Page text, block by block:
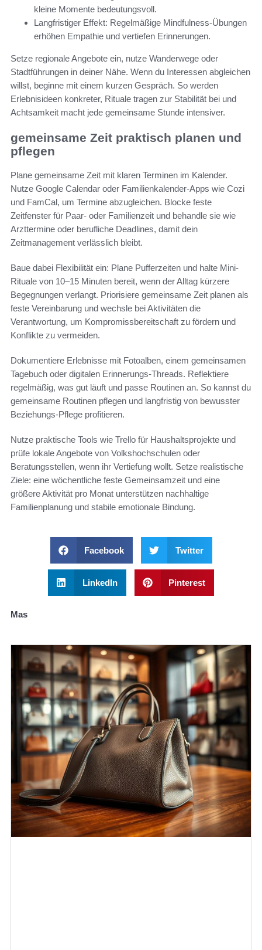
kleine Momente bedeutungsvoll.
Langfristiger Effekt: Regelmäßige Mindfulness-Übungen
erhöhen Empathie und vertiefen Erinnerungen.
Setze regionale Angebote ein, nutze Wanderwege oder
Stadtführungen in deiner Nähe. Wenn du Interessen abgleichen
willst, beginne mit einem kurzen Gespräch. So werden
Erlebnisideen konkreter, Rituale tragen zur Stabilität bei und
Achtsamkeit macht jede gemeinsame Stunde intensiver.
gemeinsame Zeit praktisch planen und
pflegen
Plane gemeinsame Zeit mit klaren Terminen im Kalender.
Nutze Google Calendar oder Familienkalender-Apps wie Cozi
und FamCal, um Termine abzugleichen. Blocke feste
Zeitfenster für Paar- oder Familienzeit und behandle sie wie
Arzttermine oder berufliche Deadlines, damit dein
Zeitmanagement verlässlich bleibt.
Baue dabei Flexibilität ein: Plane Pufferzeiten und halte Mini-
Rituale von 10–15 Minuten bereit, wenn der Alltag kürzere
Begegnungen verlangt. Priorisiere gemeinsame Zeit planen als
feste Vereinbarung und wechsle bei Aktivitäten die
Verantwortung, um Kompromissbereitschaft zu fördern und
Konflikte zu vermeiden.
Dokumentiere Erlebnisse mit Fotoalben, einem gemeinsamen
Tagebuch oder digitalen Erinnerungs-Threads. Reflektiere
regelmäßig, was gut läuft und passe Routinen an. So kannst du
gemeinsame Routinen pflegen und langfristig von bewusster
Beziehungs-Pflege profitieren.
Nutze praktische Tools wie Trello für Haushaltsprojekte und
prüfe lokale Angebote von Volkshochschulen oder
Beratungsstellen, wenn ihr Vertiefung wollt. Setze realistische
Ziele: eine wöchentliche feste Gemeinsamzeit und eine
größere Aktivität pro Monat unterstützen nachhaltige
Familienplanung und stabile emotionale Bindung.
Facebook Twitter
LinkedIn Pinterest
Mas